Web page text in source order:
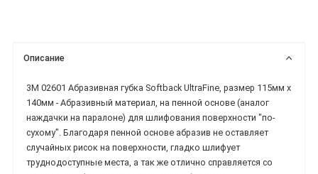
Описание
3M 02601 Абразивная губка Softback UltraFine, размер 115мм х
140мм - Абразивный материал, на пенной основе (аналог
наждачки на паралоне) для шлифования поверхности "по-
сухому". Благодаря пенной основе абразив не оставляет
случайных рисок на поверхности, гладко шлифует
труднодоступные места, а так же отлично справляется со